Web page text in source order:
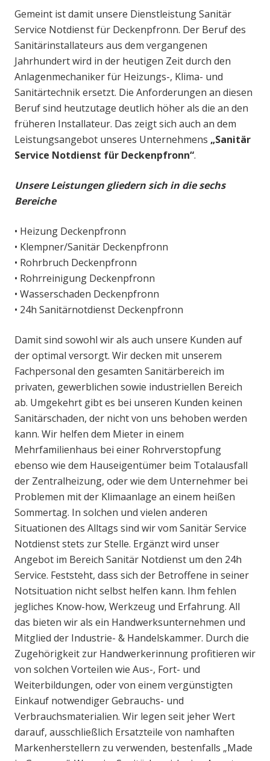
Gemeint ist damit unsere Dienstleistung Sanitär
Service Notdienst für Deckenpfronn. Der Beruf des
Sanitärinstallateurs aus dem vergangenen
Jahrhundert wird in der heutigen Zeit durch den
Anlagenmechaniker für Heizungs-, Klima- und
Sanitärtechnik ersetzt. Die Anforderungen an diesen
Beruf sind heutzutage deutlich höher als die an den
früheren Installateur. Das zeigt sich auch an dem
Leistungsangebot unseres Unternehmens „Sanitär
Service Notdienst für Deckenpfronn“.
Unsere Leistungen gliedern sich in die sechs
Bereiche
• Heizung Deckenpfronn
• Klempner/Sanitär Deckenpfronn
• Rohrbruch Deckenpfronn
• Rohrreinigung Deckenpfronn
• Wasserschaden Deckenpfronn
• 24h Sanitärnotdienst Deckenpfronn
Damit sind sowohl wir als auch unsere Kunden auf
der optimal versorgt. Wir decken mit unserem
Fachpersonal den gesamten Sanitärbereich im
privaten, gewerblichen sowie industriellen Bereich
ab. Umgekehrt gibt es bei unseren Kunden keinen
Sanitärschaden, der nicht von uns behoben werden
kann. Wir helfen dem Mieter in einem
Mehrfamilienhaus bei einer Rohrverstopfung
ebenso wie dem Hauseigentümer beim Totalausfall
der Zentralheizung, oder wie dem Unternehmer bei
Problemen mit der Klimaanlage an einem heißen
Sommertag. In solchen und vielen anderen
Situationen des Alltags sind wir vom Sanitär Service
Notdienst stets zur Stelle. Ergänzt wird unser
Angebot im Bereich Sanitär Notdienst um den 24h
Service. Feststeht, dass sich der Betroffene in seiner
Notsituation nicht selbst helfen kann. Ihm fehlen
jegliches Know-how, Werkzeug und Erfahrung. All
das bieten wir als ein Handwerksunternehmen und
Mitglied der Industrie- & Handelskammer. Durch die
Zugehörigkeit zur Handwerkerinnung profitieren wir
von solchen Vorteilen wie Aus-, Fort- und
Weiterbildungen, oder von einem vergünstigten
Einkauf notwendiger Gebrauchs- und
Verbrauchsmaterialien. Wir legen seit jeher Wert
darauf, ausschließlich Ersatzteile von namhaften
Markenherstellern zu verwenden, bestenfalls „Made